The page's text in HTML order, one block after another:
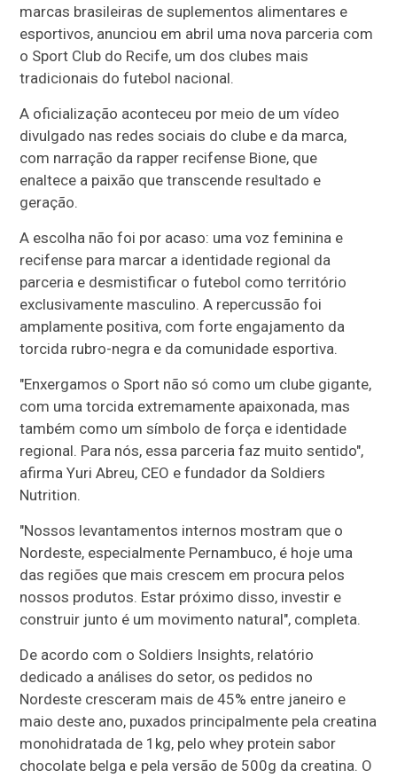
marcas brasileiras de suplementos alimentares e
esportivos, anunciou em abril uma nova parceria com
o Sport Club do Recife, um dos clubes mais
tradicionais do futebol nacional.
A oficialização aconteceu por meio de um vídeo
divulgado nas redes sociais do clube e da marca,
com narração da rapper recifense Bione, que
enaltece a paixão que transcende resultado e
geração.
A escolha não foi por acaso: uma voz feminina e
recifense para marcar a identidade regional da
parceria e desmistificar o futebol como território
exclusivamente masculino. A repercussão foi
amplamente positiva, com forte engajamento da
torcida rubro-negra e da comunidade esportiva.
"Enxergamos o Sport não só como um clube gigante,
com uma torcida extremamente apaixonada, mas
também como um símbolo de força e identidade
regional. Para nós, essa parceria faz muito sentido",
afirma Yuri Abreu, CEO e fundador da Soldiers
Nutrition.
"Nossos levantamentos internos mostram que o
Nordeste, especialmente Pernambuco, é hoje uma
das regiões que mais crescem em procura pelos
nossos produtos. Estar próximo disso, investir e
construir junto é um movimento natural", completa.
De acordo com o Soldiers Insights, relatório
dedicado a análises do setor, os pedidos no
Nordeste cresceram mais de 45% entre janeiro e
maio deste ano, puxados principalmente pela creatina
monohidratada de 1kg, pelo whey protein sabor
chocolate belga e pela versão de 500g da creatina. O